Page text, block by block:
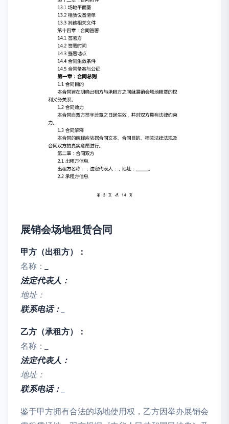
展销会场地租赁合同
甲方（出租方）：
名称：
法定代表人：
地址：
联系电话：
乙方（承租方）：
名称：
法定代表人：
地址：
联系电话：
鉴于甲方拥有合法的场地使用权，乙方因举办展销会